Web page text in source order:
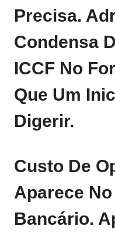
Precisa.
Condensa
ICCF No
Que Um
Digerir.
Custo De
Aparece
Bancário.